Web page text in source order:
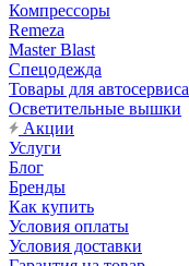
Компрессоры
Remeza
Master Blast
Спецодежда
Товары для автосервиса
Осветительные вышки
Акции
Услуги
Блог
Бренды
Как купить
Условия оплаты
Условия доставки